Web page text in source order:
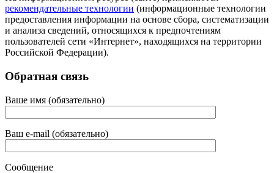
рекомендательные технологии (информационные технологии
предоставления информации на основе сбора, систематизации
и анализа сведений, относящихся к предпочтениям
пользователей сети «Интернет», находящихся на территории
Российской Федерации).
Обратная связь
Ваше имя (обязательно)
Ваш e-mail (обязательно)
Сообщение